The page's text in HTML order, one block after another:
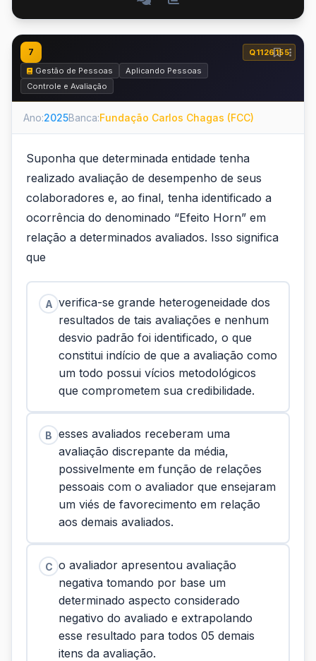
7
Q1126155
Gestão de Pessoas
Aplicando Pessoas
Controle e Avaliação
Ano:2025Banca:Fundação Carlos Chagas (FCC)
Suponha que determinada entidade tenha
realizado avaliação de desempenho de seus
colaboradores e, ao final, tenha identificado a
ocorrência do denominado “Efeito Horn” em
relação a determinados avaliados. Isso significa
que
A verifica-se grande heterogeneidade dos
resultados de tais avaliações e nenhum
desvio padrão foi identificado, o que
constitui indício de que a avaliação como
um todo possui vícios metodológicos
que comprometem sua credibilidade.
B esses avaliados receberam uma
avaliação discrepante da média,
possivelmente em função de relações
pessoais com o avaliador que ensejaram
um viés de favorecimento em relação
aos demais avaliados.
C o avaliador apresentou avaliação
negativa tomando por base um
determinado aspecto considerado
negativo do avaliado e extrapolando
esse resultado para todos 05 demais
itens da avaliação.